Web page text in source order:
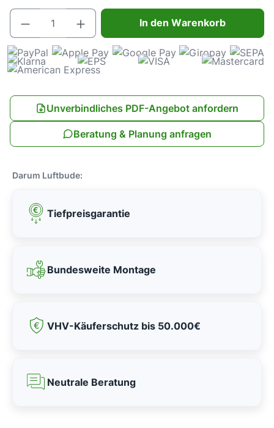
Produkt Anzahl: Gib den gewünschten
In den Warenkorb
Unverbindliches PDF-Angebot anfordern
Beratung & Planung anfragen
Darum Luftbude:
Tiefpreisgarantie
Bundesweite Montage
VHV-Käuferschutz bis 50.000€
Neutrale Beratung